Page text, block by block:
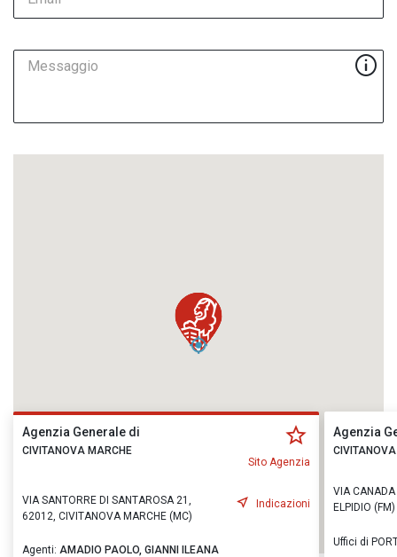
Messaggio
Agenzia Generale di
CIVITANOVA MARCHE
Sito Agenzia
VIA SANTORRE DI SANTAROSA 21,
62012, CIVITANOVA MARCHE (MC)
Indicazioni
Agenti: AMADIO PAOLO, GIANNI ILEANA
Agenzia
VIA
ELPIDIO (FM)
Uffici di